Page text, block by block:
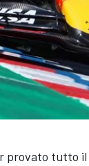
provato tutto